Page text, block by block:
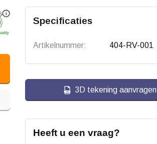
Specificaties
Artikelnummer: 404-RV-001
3D tekening aanvragen
Heeft u een vraag?